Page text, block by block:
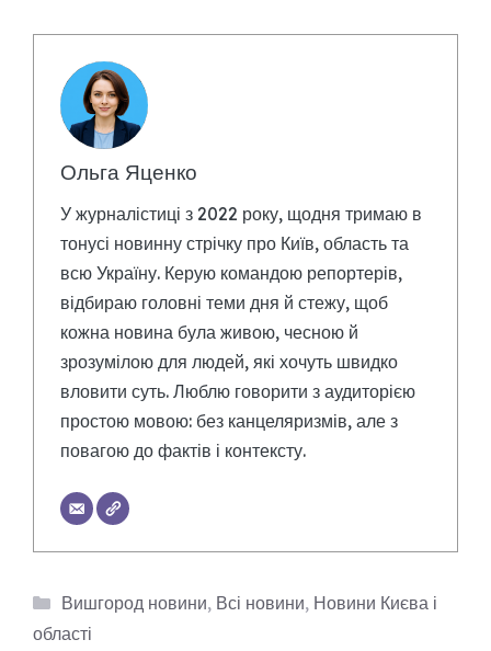
Ольга Яценко
У журналістиці з 2022 року, щодня тримаю в
тонусі новинну стрічку про Київ, область та
всю Україну. Керую командою репортерів,
відбираю головні теми дня й стежу, щоб
кожна новина була живою, чесною й
зрозумілою для людей, які хочуть швидко
вловити суть. Люблю говорити з аудиторією
простою мовою: без канцеляризмів, але з
повагою до фактів і контексту.
Категорії
Вишгород новини, Всі новини, Новини Києва і
області